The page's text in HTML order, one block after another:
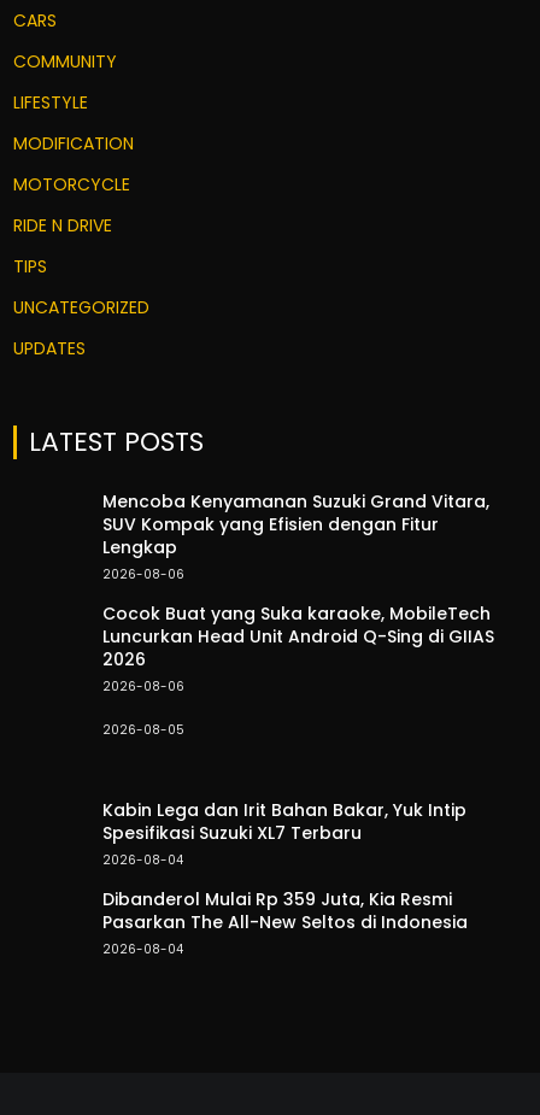
CARS
COMMUNITY
LIFESTYLE
MODIFICATION
MOTORCYCLE
RIDE N DRIVE
TIPS
UNCATEGORIZED
UPDATES
LATEST POSTS
Mencoba Kenyamanan Suzuki Grand Vitara,
SUV Kompak yang Efisien dengan Fitur
Lengkap
2026-08-06
Cocok Buat yang Suka karaoke, MobileTech
Luncurkan Head Unit Android Q-Sing di GIIAS
2026
2026-08-06
2026-08-05
Kabin Lega dan Irit Bahan Bakar, Yuk Intip
Spesifikasi Suzuki XL7 Terbaru
2026-08-04
Dibanderol Mulai Rp 359 Juta, Kia Resmi
Pasarkan The All-New Seltos di Indonesia
2026-08-04